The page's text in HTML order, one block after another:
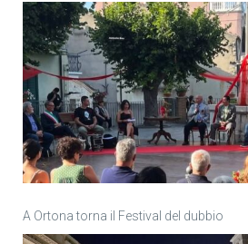
A Ortona torna il Festival del dubbio